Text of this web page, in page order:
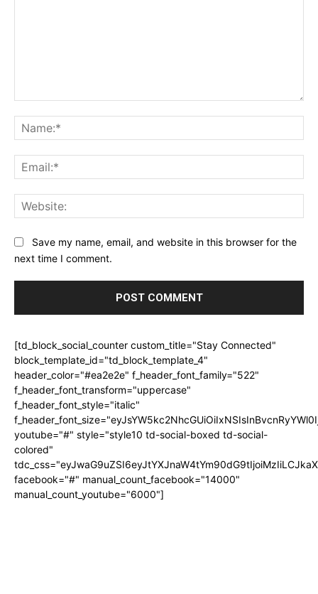
Save my name, email, and website in this browser for the
next time I comment.
[td_block_social_counter custom_title="Stay Connected"
block_template_id="td_block_template_4"
header_color="#ea2e2e" f_header_font_family="522"
f_header_font_transform="uppercase"
f_header_font_style="italic"
youtube="#" style="style10 td-social-boxed td-social-
colored"
facebook="#" manual_count_facebook="14000"
manual_count_youtube="6000"]